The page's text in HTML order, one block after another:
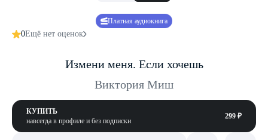
Платная аудиокнига
0Ещё нет оценок
Измени меня. Если хочешь
Виктория Миш
КУПИТЬ
навсегда в профиле и без подписки
299 ₽